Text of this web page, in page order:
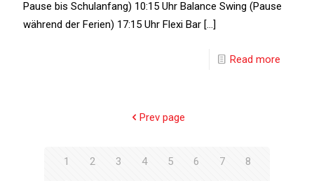
Pause bis Schulanfang) 10:15 Uhr Balance Swing (Pause
während der Ferien) 17:15 Uhr Flexi Bar […]
Read more
Prev page
1 2 3 4 5 6 7
8